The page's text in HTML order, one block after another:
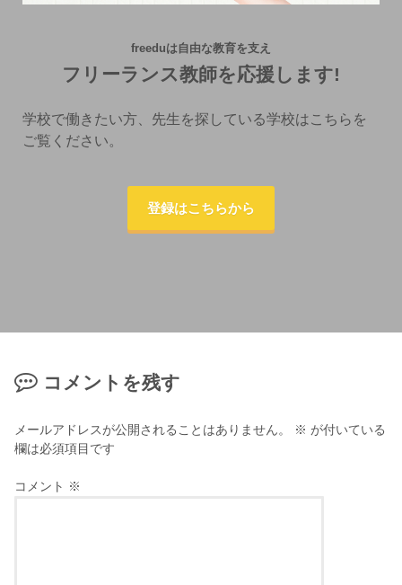
freeduは自由な教育を支え
フリーランス教師を応援します!
学校で働きたい方、先生を探している学校はこちらを
ご覧ください。
登録はこちらから
コメントを残す
メールアドレスが公開されることはありません。 ※ が付いている
欄は必須項目です
コメント ※